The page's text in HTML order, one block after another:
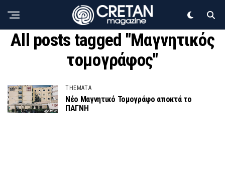
All posts tagged "Μαγνητικός
τομογράφος"
THEMATA
Νέο Μαγνητικό Τομογράφο αποκτά το
ΠΑΓΝΗ